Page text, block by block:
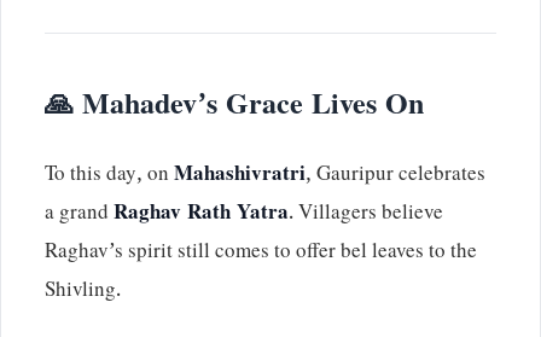
🙏 Mahadev’s Grace Lives On
To this day, onMahashivratri, Gauripur celebrates
a grandRaghav Rath Yatra. Villagers believe
Raghav’s spirit still comes to offer bel leaves to the
Shivling.